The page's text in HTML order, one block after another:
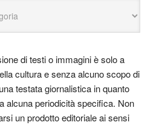
di testi o immagini è solo a
cultura e senza alcuno scopo di
testata giornalistica in quanto
alcuna periodicità specifica. Non
un prodotto editoriale ai sensi